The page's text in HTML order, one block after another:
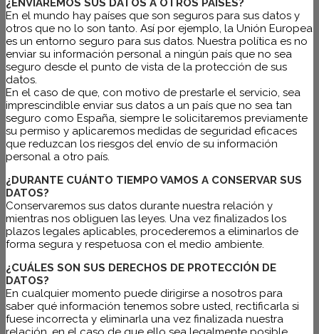
¿ENVIAREMOS SUS DATOS A OTROS PAÍSES?
En el mundo hay países que son seguros para sus datos y
otros que no lo son tanto. Así por ejemplo, la Unión Europea
es un entorno seguro para sus datos. Nuestra política es no
enviar su información personal a ningún país que no sea
seguro desde el punto de vista de la protección de sus
datos.
En el caso de que, con motivo de prestarle el servicio, sea
imprescindible enviar sus datos a un país que no sea tan
seguro como España, siempre le solicitaremos previamente
su permiso y aplicaremos medidas de seguridad eficaces
que reduzcan los riesgos del envío de su información
personal a otro país.
¿DURANTE CUÁNTO TIEMPO VAMOS A CONSERVAR SUS
DATOS?
Conservaremos sus datos durante nuestra relación y
mientras nos obliguen las leyes. Una vez finalizados los
plazos legales aplicables, procederemos a eliminarlos de
forma segura y respetuosa con el medio ambiente.
¿CUÁLES SON SUS DERECHOS DE PROTECCIÓN DE
DATOS?
En cualquier momento puede dirigirse a nosotros para
saber qué información tenemos sobre usted, rectificarla si
fuese incorrecta y eliminarla una vez finalizada nuestra